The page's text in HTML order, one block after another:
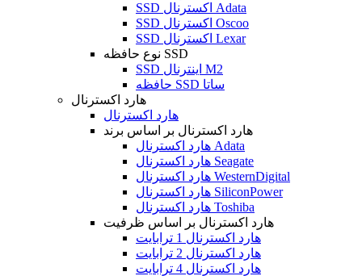
SSD اکسترنال Adata
SSD اکسترنال Oscoo
SSD اکسترنال Lexar
نوع حافظه SSD
SSD اینترنال M2
حافظه SSD ساتا
هارد اکسترنال
هارد اکسترنال
هارد اکسترنال بر اساس برند
هارد اکسترنال Adata
هارد اکسترنال Seagate
هارد اکسترنال WesternDigital
هارد اکسترنال SiliconPower
هارد اکسترنال Toshiba
هارد اکسترنال بر اساس ظرفیت
هارد اکسترنال 1 ترابایت
هارد اکسترنال 2 ترابایت
هارد اکسترنال 4 ترابایت